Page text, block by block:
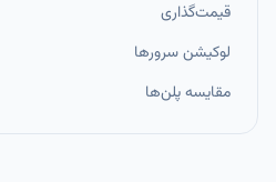
قیمت‌گذاری
لوکیشن سرورها
مقایسه پلن‌ها